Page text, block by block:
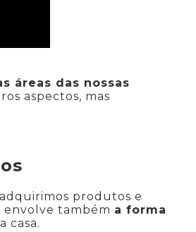
áreas das nossas
aspectos, mas
produtos e
envolve também a forma
casa.